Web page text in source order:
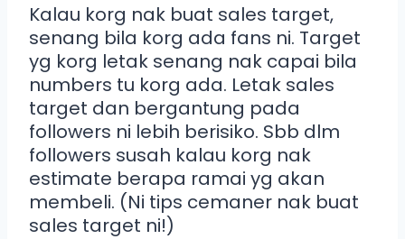
Kalau korg nak buat sales target,
senang bila korg ada fans ni. Target
yg korg letak senang nak capai bila
numbers tu korg ada. Letak sales
target dan bergantung pada
followers ni lebih berisiko. Sbb dlm
followers susah kalau korg nak
estimate berapa ramai yg akan
membeli. (Ni tips cemaner nak buat
sales target ni!)